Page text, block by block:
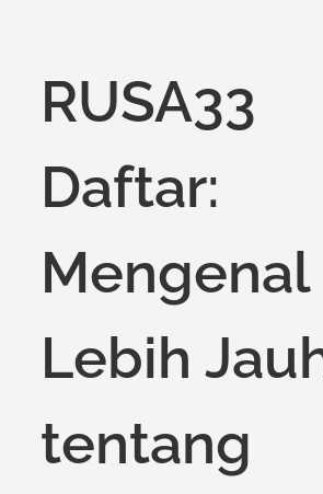
RUSA33
Daftar:
Mengenal
Lebih
tentang